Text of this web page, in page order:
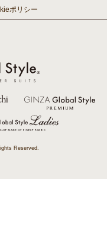
ポリシー
Reserved.